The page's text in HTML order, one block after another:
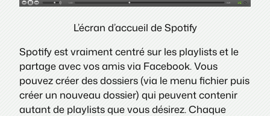
L’écran d’accueil de Spotify
Spotify est vraiment centré sur les playlists et le
partage avec vos amis via Facebook. Vous
pouvez créer des dossiers (via le menu fichier puis
créer un nouveau dossier) qui peuvent contenir
autant de playlists que vous désirez. Chaque